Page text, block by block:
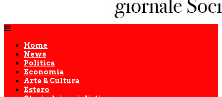
Home
News
Politica
Economia
Arte & Cultura
Estero